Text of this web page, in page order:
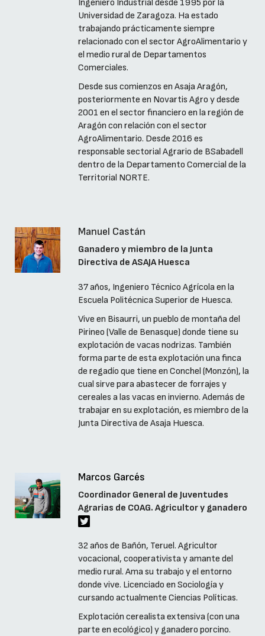
Ingeniero Industrial desde 1995 por la
Universidad de Zaragoza. Ha estado
trabajando prácticamente siempre
relacionado con el sector AgroAlimentario y
el medio rural de Departamentos
Comerciales.
Desde sus comienzos en Asaja Aragón,
posteriormente en Novartis Agro y desde
2001 en el sector financiero en la región de
Aragón con relación con el sector
AgroAlimentario. Desde 2016 es
responsable sectorial Agrario de BSabadell
dentro de la Departamento Comercial de la
Territorial NORTE.
Manuel Castán
Ganadero y miembro de la Junta
Directiva de ASAJA Huesca
37 años, Ingeniero Técnico Agrícola en la
Escuela Politécnica Superior de Huesca.
Vive en Bisaurri, un pueblo de montaña del
Pirineo (Valle de Benasque) donde tiene su
explotación de vacas nodrizas. También
forma parte de esta explotación una finca
de regadío que tiene en Conchel (Monzón), la
cual sirve para abastecer de forrajes y
cereales a las vacas en invierno. Además de
trabajar en su explotación, es miembro de la
Junta Directiva de Asaja Huesca.
Marcos Garcés
Coordinador General de Juventudes
Agrarias de COAG. Agricultor y ganadero
32 años de Bañón, Teruel. Agricultor
vocacional, cooperativista y amante del
medio rural. Ama su trabajo y el entorno
donde vive. Licenciado en Sociología y
cursando actualmente Ciencias Políticas.
Explotación cerealista extensiva (con una
parte en ecológico) y ganadero porcino.